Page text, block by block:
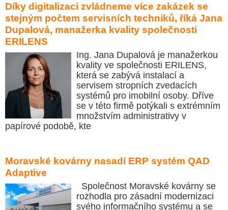
Díky digitalizaci zvládneme více zakázek se
stejným počtem servisních techniků, říká Jana
Dupalová, manažerka kvality společnosti
ERILENS
Ing. Jana Dupalová je manažerkou
kvality ve společnosti ERILENS,
která se zabývá instalací a
servisem stropních zvedacích
systémů pro imobilní osoby. Dříve
se v této firmě potýkali s extrémním
množstvím administrativy v
papírové podobě, kte
Moravské kovárny nasadí ERP systém QAD
Adaptive
Společnost Moravské kovárny se
rozhodla pro zásadní modernizaci
svého informačního systému a se